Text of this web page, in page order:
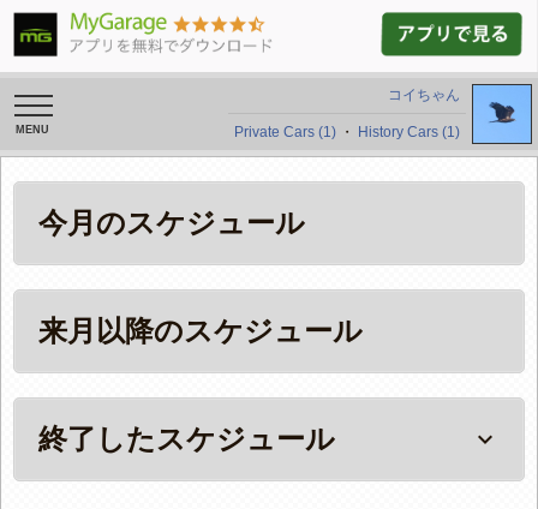
toggle
navigation
コイちゃん
Private Cars (1) ・ History Cars (1)
今月のスケジュール
来月以降のスケジュール
終了したスケジュール keyboard_arrow_down